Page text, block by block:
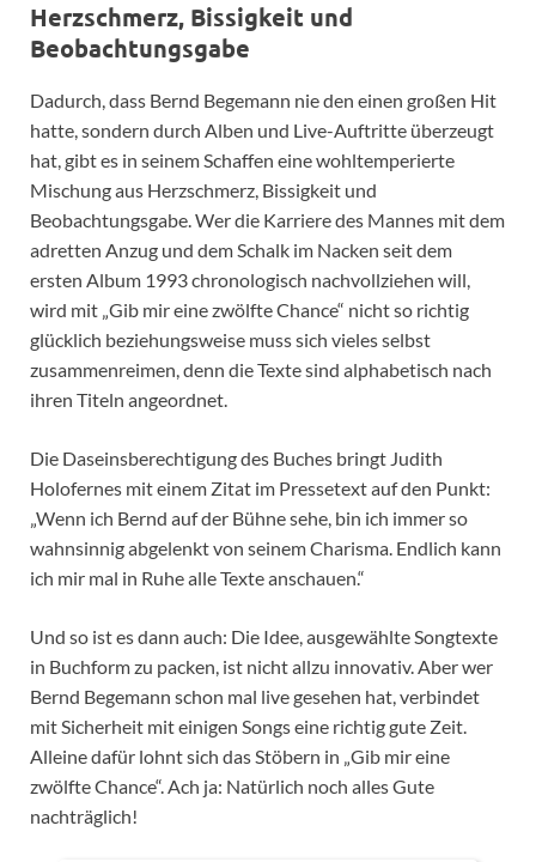
Herzschmerz, Bissigkeit und
Beobachtungsgabe
Dadurch, dass Bernd Begemann nie den einen großen Hit
hatte, sondern durch Alben und Live-Auftritte überzeugt
hat, gibt es in seinem Schaffen eine wohltemperierte
Mischung aus Herzschmerz, Bissigkeit und
Beobachtungsgabe. Wer die Karriere des Mannes mit dem
adretten Anzug und dem Schalk im Nacken seit dem
ersten Album 1993 chronologisch nachvollziehen will,
wird mit „Gib mir eine zwölfte Chance“ nicht so richtig
glücklich beziehungsweise muss sich vieles selbst
zusammenreimen, denn die Texte sind alphabetisch nach
ihren Titeln angeordnet.
Die Daseinsberechtigung des Buches bringt Judith
Holofernes mit einem Zitat im Pressetext auf den Punkt:
„Wenn ich Bernd auf der Bühne sehe, bin ich immer so
wahnsinnig abgelenkt von seinem Charisma. Endlich kann
ich mir mal in Ruhe alle Texte anschauen.“
Und so ist es dann auch: Die Idee, ausgewählte Songtexte
in Buchform zu packen, ist nicht allzu innovativ. Aber wer
Bernd Begemann schon mal live gesehen hat, verbindet
mit Sicherheit mit einigen Songs eine richtig gute Zeit.
Alleine dafür lohnt sich das Stöbern in „Gib mir eine
zwölfte Chance“. Ach ja: Natürlich noch alles Gute
nachträglich!